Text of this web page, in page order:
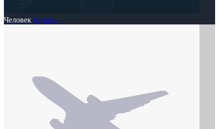
Человек Читать →